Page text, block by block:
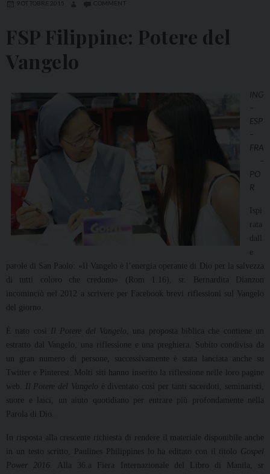
9 OTTOBRE 2015 COMMENT
FSP Filippine: Potere del
Vangelo
ING
–
ESP
–
FRA
–
PO
R
Ispi
rata
dall
e
parole di San Paolo: «Il Vangelo è l’energia operante di Dio per la salvezza
di tutti coloro che credono» (Rom 1.16), sr. Bernardita Dianzon
incominciò nel 2012 a scrivere per Facebook brevi riflessioni sul Vangelo
del giorno.
È nato così Il Potere del Vangelo, una proposta biblica che contiene un
estratto dal Vangelo, una riflessione e una preghiera. Subito condivisa da
un gran numero di persone, successivamente è stata lanciata anche su
Twitter e Pinterest. Molti siti hanno inserito la riflessione nelle loro pagine
web. Il Potere del Vangelo è diventato così per tanti sacerdoti, seminaristi,
suore e laici, un aiuto quotidiano per entrare più profondamente nella
Parola di Dio.
In risposta alla crescente richiesta di rendere il materiale disponibile anche
in un testo scritto, Paulines Philippines lo ha editato con il titolo Gospel
Power 2016 . Alla 36.a Fiera Internazionale del Libro di Manila, sr